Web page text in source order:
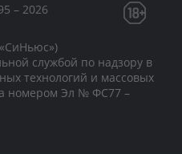
– 2026
службой по надзору в
технологий и массовых
номером Эл № ФС77 –